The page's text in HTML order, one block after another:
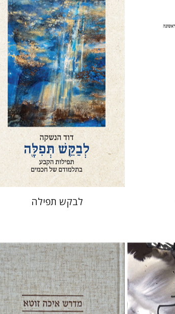
דוד הנשקה
הנחת אתר ספר מודפס
$85
$76
לבקש תפילה
ענת רייזל נקר